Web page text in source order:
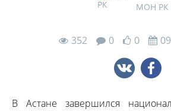
МОН РК
352 0 0
В Астане завершился